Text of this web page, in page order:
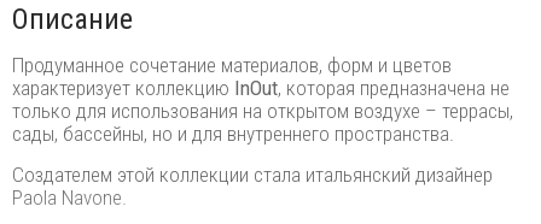
Описание
Продуманное сочетание материалов, форм и цветов
характеризует коллекцию InOut, которая предназначена не
только для использования на открытом воздухе – террасы,
сады, бассейны, но и для внутреннего пространства.
Создателем этой коллекции стала итальянский дизайнер
Paola Navone.